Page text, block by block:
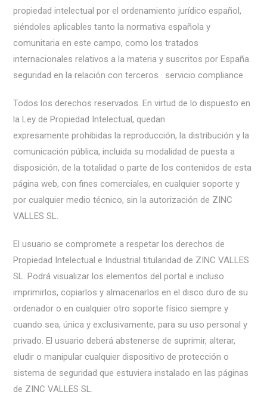
propiedad intelectual por el ordenamiento jurídico español,
siéndoles aplicables tanto la normativa española y
comunitaria en este campo, como los tratados
internacionales relativos a la materia y suscritos por España.
seguridad en la relación con terceros · servicio compliance
Todos los derechos reservados. En virtud de lo dispuesto en
la Ley de Propiedad Intelectual, quedan
expresamente prohibidas la reproducción, la distribución y la
comunicación pública, incluida su modalidad de puesta a
disposición, de la totalidad o parte de los contenidos de esta
página web, con fines comerciales, en cualquier soporte y
por cualquier medio técnico, sin la autorización de ZINC
VALLES SL.
El usuario se compromete a respetar los derechos de
Propiedad Intelectual e Industrial titularidad de ZINC VALLES
SL. Podrá visualizar los elementos del portal e incluso
imprimirlos, copiarlos y almacenarlos en el disco duro de su
ordenador o en cualquier otro soporte físico siempre y
cuando sea, única y exclusivamente, para su uso personal y
privado. El usuario deberá abstenerse de suprimir, alterar,
eludir o manipular cualquier dispositivo de protección o
sistema de seguridad que estuviera instalado en las páginas
de ZINC VALLES SL.